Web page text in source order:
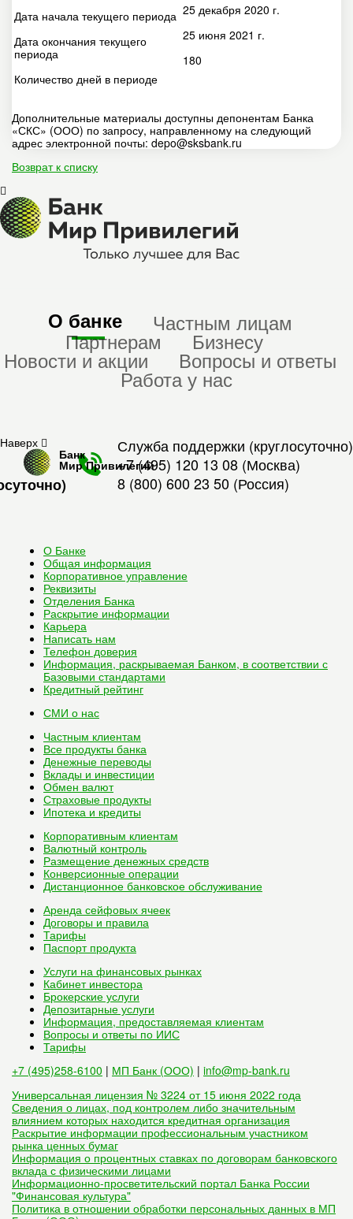
Дата начала текущего периода
Дата окончания текущего
периода
Количество дней в периоде
25 декабря 2020 г.
25 июня 2021 г.
180
Дополнительные материалы доступны депонентам Банка
«СКС» (ООО) по запросу, направленному на следующий
адрес электронной почты: depo@sksbank.ru
Возврат к списку
О банке Частным лицам
Партнерам Бизнесу
Новости и акции Вопросы и ответы
Работа у нас
Служба поддержки (круглосуточно)
+7 (495) 120 13 08 (Москва)
8 (800) 600 23 50 (Россия)
Наверх
Банк
Мир Привилегий
О Банке
Общая информация
Корпоративное управление
Реквизиты
Отделения Банка
Раскрытие информации
Карьера
Написать нам
Телефон доверия
Информация, раскрываемая Банком, в соответствии с
Базовыми стандартами
Кредитный рейтинг
СМИ о нас
Частным клиентам
Все продукты банка
Денежные переводы
Вклады и инвестиции
Обмен валют
Страховые продукты
Ипотека и кредиты
Корпоративным клиентам
Валютный контроль
Размещение денежных средств
Конверсионные операции
Дистанционное банковское обслуживание
Аренда сейфовых ячеек
Договоры и правила
Тарифы
Паспорт продукта
Услуги на финансовых рынках
Кабинет инвестора
Брокерские услуги
Депозитарные услуги
Информация, предоставляемая клиентам
Вопросы и ответы по ИИС
Тарифы
+7 (495)258-6100 | МП Банк (ООО) | info@mp-bank.ru
Универсальная лицензия № 3224 от 15 июня 2022 года
Сведения о лицах, под контролем либо значительным
влиянием которых находится кредитная организация
Раскрытие информации профессиональным участником
рынка ценных бумаг
Информация о процентных ставках по договорам банковского
вклада с физическими лицами
Информационно-просветительский портал Банка России
"Финансовая культура"
Политика в отношении обработки персональных данных в МП